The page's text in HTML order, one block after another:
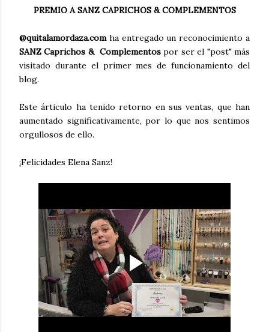
PREMIO A SANZ CAPRICHOS & COMPLEMENTOS
@quitalamordaza.com ha entregado un reconocimiento a
SANZ Caprichos & Complementospor ser el "post" más
visitado durante el primer mes de funcionamiento del
blog.
Este árticulo ha tenido retorno en sus ventas, que han
aumentado significativamente, por lo que nos sentimos
orgullosos de ello.
¡Felicidades Elena Sanz!